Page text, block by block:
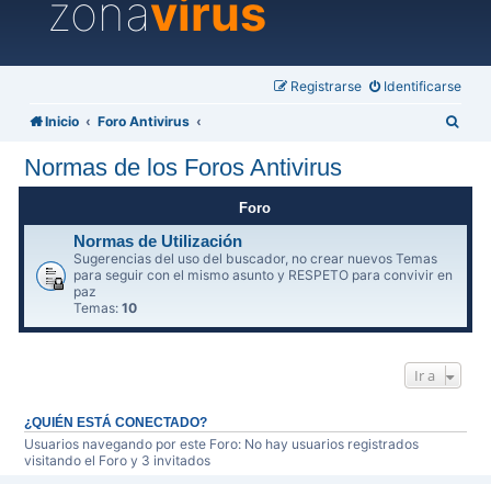
zonavirus
Identificarse
Registrarse
Inicio Foro Antivirus
Normas de los Foros Antivirus
Foro
Normas de Utilización
Sugerencias del uso del buscador, no crear nuevos Temas
para seguir con el mismo asunto y RESPETO para convivir en
paz
Temas:10
Ir a
¿QUIÉN ESTÁ CONECTADO?
Usuarios navegando por este Foro: No hay usuarios registrados
visitando el Foro y 3 invitados